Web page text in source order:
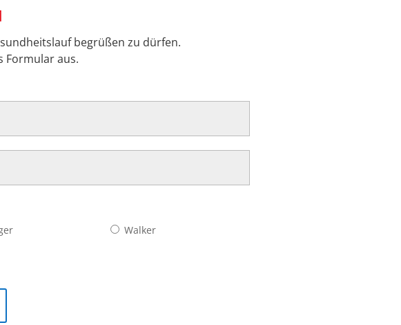
begrüßen zu dürfen.
Formular aus.
Walker